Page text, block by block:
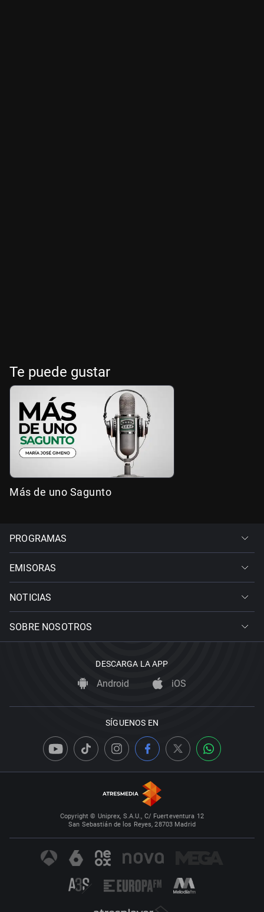
Te puede gustar
Más de uno Sagunto
PROGRAMAS
EMISORAS
NOTICIAS
SOBRE NOSOTROS
DESCARGA LA APP
Android iOS
SÍGUENOS EN
Copyright © Uniprex, S.A.U., C/ Fuerteventura 12
San Sebastián de los Reyes, 28703 Madrid